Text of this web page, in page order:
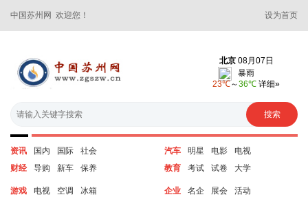
中国苏州网 欢迎您！ 设为首页
资讯 国内 国际
社会
财经
导购 新车 保养
汽车 明星 电影
电视
教育
考试 试卷 大学
游戏 电视 空调
冰箱
企业 名企 展会
活动